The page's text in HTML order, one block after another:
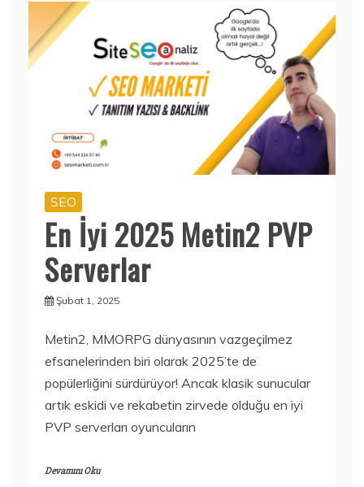
SEO
En İyi 2025 Metin2 PVP
Serverlar
Şubat 1, 2025
Metin2, MMORPG dünyasının vazgeçilmez
efsanelerinden biri olarak 2025’te de
popülerliğini sürdürüyor! Ancak klasik sunucular
artık eskidi ve rekabetin zirvede olduğu en iyi
PVP serverları oyuncuların
Devamını Oku